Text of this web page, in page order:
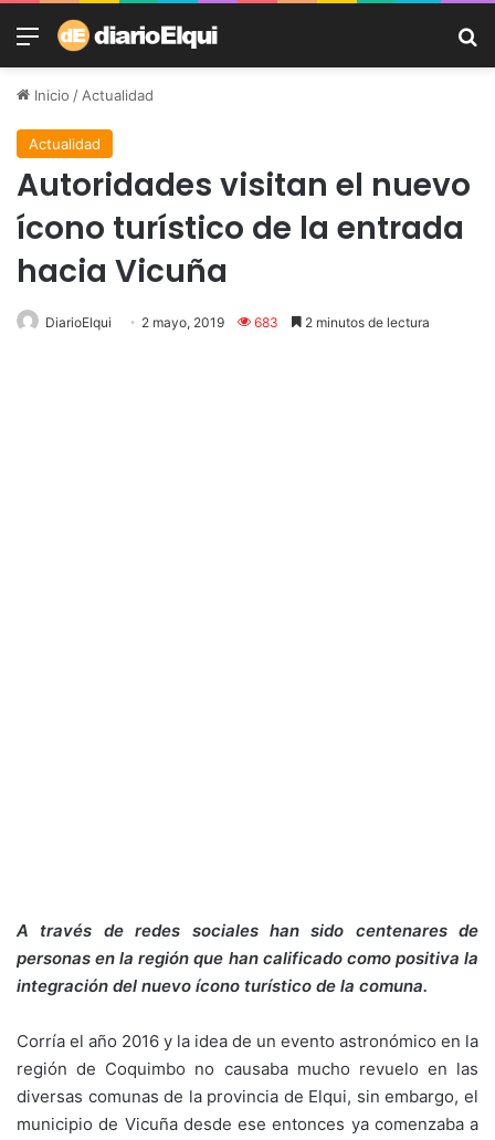
Menú
Inicio /Actualidad
Actualidad
Autoridades visitan el nuevo
ícono turístico de la entrada
hacia Vicuña
DiarioElqui 2 mayo, 2019 683 2 minutos de lectura
A través de redes sociales han sido centenares de
personas en la región que han calificado como positiva la
integración del nuevo ícono turístico de la comuna.
Corría el año 2016 y la idea de un evento astronómico en la
región de Coquimbo no causaba mucho revuelo en las
diversas comunas de la provincia de Elqui, sin embargo, el
municipio de Vicuña desde ese entonces ya comenzaba a